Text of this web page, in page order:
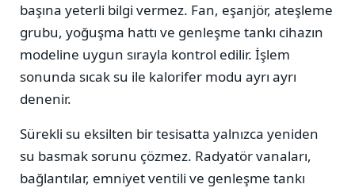
başına yeterli bilgi vermez. Fan, eşanjör, ateşleme
grubu, yoğuşma hattı ve genleşme tankı cihazın
modeline uygun sırayla kontrol edilir. İşlem
sonunda sıcak su ile kalorifer modu ayrı ayrı
denenir.
Sürekli su eksilten bir tesisatta yalnızca yeniden
su basmak sorunu çözmez. Radyatör vanaları,
bağlantılar, emniyet ventili ve genleşme tankı